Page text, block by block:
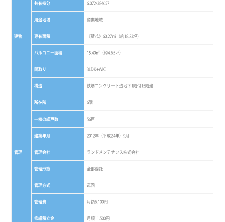
共有持分 6,072/384657
用途地域 商業地域
建物 専有面積 《壁芯》60.27㎡（約18.23坪）
バルコニー面積 15.40㎡（約4.65坪）
間取り 3LDK+WIC
構造 鉄筋コンクリート造地下1階付15階建
所在階 6階
一棟の総戸数 56戸
建築年月 2012年（平成24年）9月
管理 管理会社 ランドメンテナンス株式会社
管理形態 全部委託
管理方式 巡回
管理費 月額6,100円
修繕積立金 月額11,500円